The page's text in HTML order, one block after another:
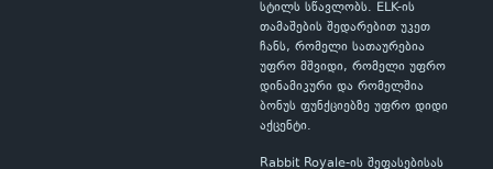
სტილს სწავლობს. ELK-ის
თამაშების შედარებით უკეთ
ჩანს, რომელი სათაურებია
უფრო მშვიდი, რომელი უფრო
დინამიკური და რომელშია
ბონუს ფუნქციებზე უფრო დიდი
აქცენტი.
Rabbit Royale-ის შეფასებისას